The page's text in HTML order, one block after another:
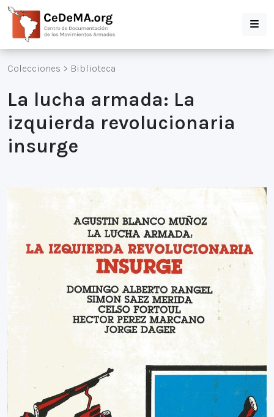
Colecciones > Biblioteca
La lucha armada: La
izquierda revolucionaria
insurge